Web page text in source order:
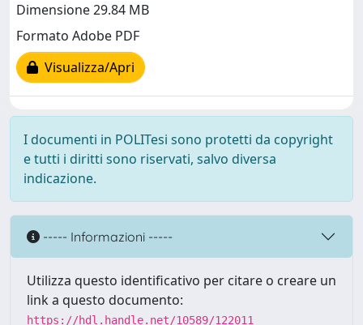
Dimensione 29.84 MB
Formato Adobe PDF
Visualizza/Apri
I documenti in POLITesi sono protetti da copyright
e tutti i diritti sono riservati, salvo diversa
indicazione.
----- Informazioni -----
Utilizza questo identificativo per citare o creare un
link a questo documento:
https://hdl.handle.net/10589/122011